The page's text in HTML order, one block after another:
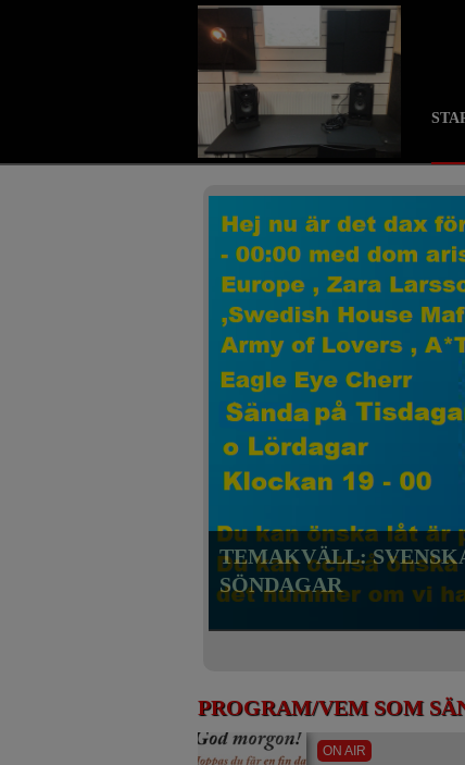
TEMAKVÄLL:
SÖNDAGAR
PROGRAM/VEM SOM
ON AIR